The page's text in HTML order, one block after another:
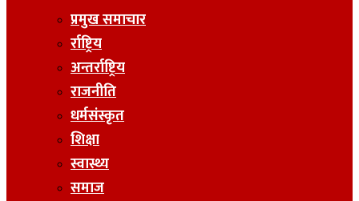
प्रमुख समाचार
र्राष्ट्रिय
अन्तर्राष्ट्रिय
राजनीति
धर्मसंस्कृत
शिक्षा
स्वास्थ्य
समाज